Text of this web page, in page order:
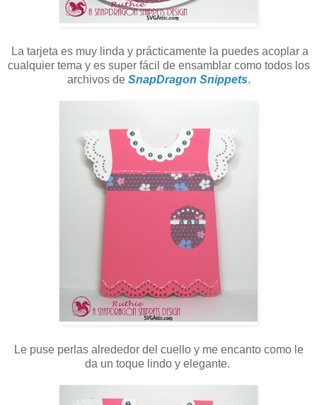
La tarjeta es muy linda y prácticamente la puedes acoplar a
cualquier tema y es super fácil de ensamblar como todos los
archivos de SnapDragon Snippets.
Le puse perlas alrededor del cuello y me encanto como le
da un toque lindo y elegante.